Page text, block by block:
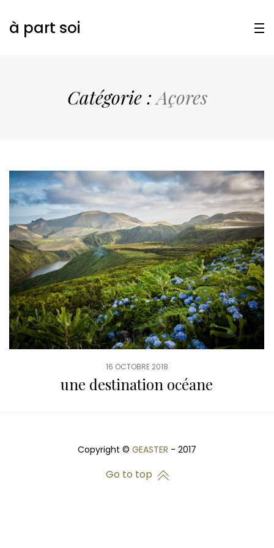
à part soi
Catégorie :Açores
16 OCTOBRE 2018
une destination océane
Copyright © GEASTER - 2017
Go to top